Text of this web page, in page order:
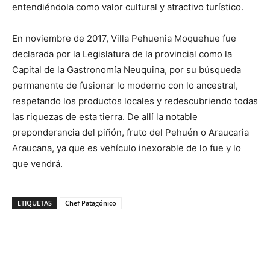
entendiéndola como valor cultural y atractivo turístico.
En noviembre de 2017, Villa Pehuenia Moquehue fue
declarada por la Legislatura de la provincial como la
Capital de la Gastronomía Neuquina, por su búsqueda
permanente de fusionar lo moderno con lo ancestral,
respetando los productos locales y redescubriendo todas
las riquezas de esta tierra. De allí la notable
preponderancia del piñón, fruto del Pehuén o Araucaria
Araucana, ya que es vehículo inexorable de lo fue y lo
que vendrá.
ETIQUETAS Chef Patagónico